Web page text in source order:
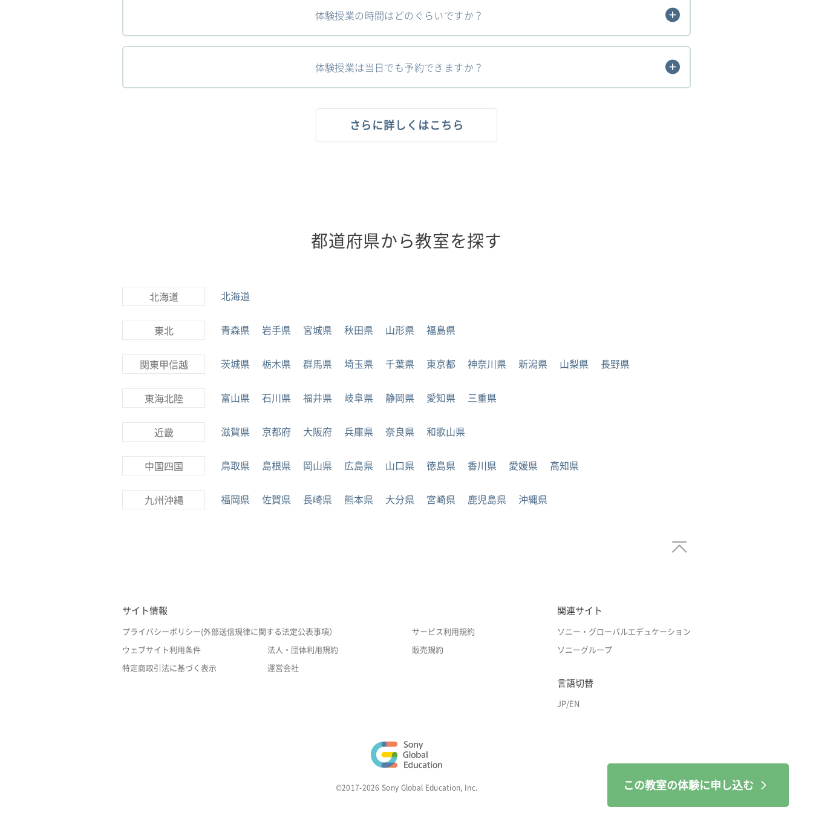
この教室の体験に申し込む
体験授業の時間はどのぐらいですか？
体験授業は当日でも予約できますか？
さらに詳しくはこちら
都道府県から教室を探す
北海道 北海道
東北 青森県 岩手県 宮城県 秋田県 山形県 福島県
関東甲信越 茨城県 栃木県 群馬県 埼玉県 千葉県 東京都 神奈川県 新潟県 山梨県 長野県
東海北陸 富山県 石川県 福井県 岐阜県 静岡県 愛知県 三重県
近畿 滋賀県 京都府 大阪府 兵庫県 奈良県 和歌山県
中国四国 鳥取県 島根県 岡山県 広島県 山口県 徳島県 香川県 愛媛県 高知県
九州沖縄 福岡県 佐賀県 長崎県 熊本県 大分県 宮崎県 鹿児島県 沖縄県
サイト情報
プライバシーポリシー(外部送信規律に関する法定公表事項） サービス利用規約
ウェブサイト利用条件 法人・団体利用規約 販売規約
特定商取引法に基づく表示 運営会社
関連サイト
ソニー・グローバルエデュケーション
ソニーグループ
言語切替
JP/EN
©2017-2026 Sony Global Education, Inc.